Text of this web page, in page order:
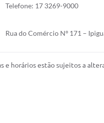
Telefone: 17 3269-9000
Rua do Comércio Nº 171 –
e horários estão sujeitos a